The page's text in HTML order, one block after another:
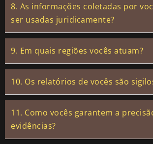
8. As informações coletadas por
ser usadas juridicamente?
9. Em quais regiões vocês atuam?
10. Os relatórios de vocês são
11. Como vocês garantem a
evidências?